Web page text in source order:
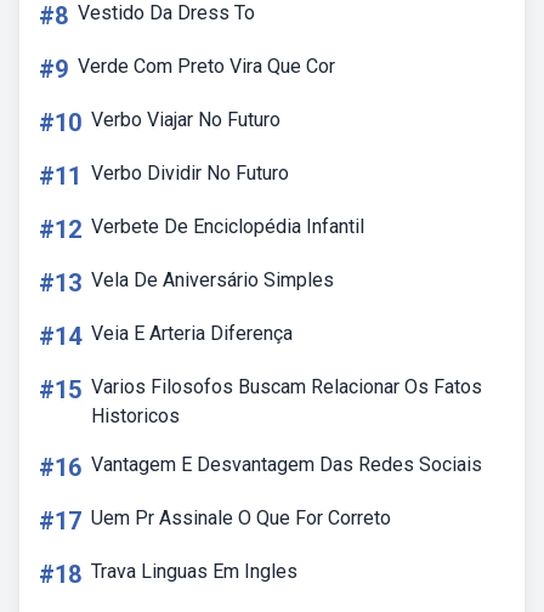
#8 Vestido Da Dress To
#9 Verde Com Preto Vira Que Cor
#10 Verbo Viajar No Futuro
#11 Verbo Dividir No Futuro
#12 Verbete De Enciclopédia Infantil
#13 Vela De Aniversário Simples
#14 Veia E Arteria Diferença
#15 Varios Filosofos Buscam Relacionar Os Fatos
Historicos
#16 Vantagem E Desvantagem Das Redes Sociais
#17 Uem Pr Assinale O Que For Correto
#18 Trava Linguas Em Ingles